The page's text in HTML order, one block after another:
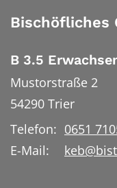
Bischöfliches
B 3.5
Mustorstraße 2
54290 Trier
Telefon: 0651
E-Mail: